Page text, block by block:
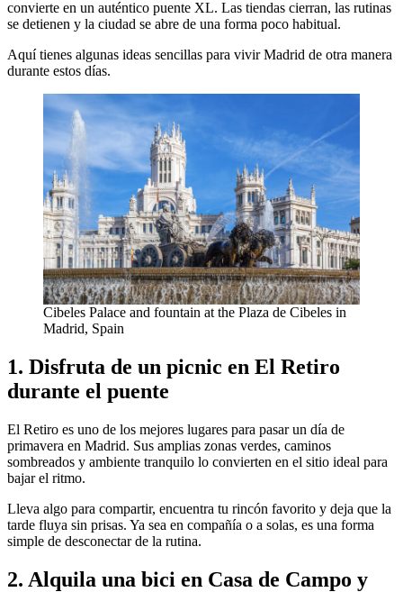
convierte en un auténtico puente XL. Las tiendas cierran, las rutinas
se detienen y la ciudad se abre de una forma poco habitual.
Aquí tienes algunas ideas sencillas para vivir Madrid de otra manera
durante estos días.
Cibeles Palace and fountain at the Plaza de Cibeles in
Madrid, Spain
1. Disfruta de un picnic en El Retiro
durante el puente
El Retiro es uno de los mejores lugares para pasar un día de
primavera en Madrid. Sus amplias zonas verdes, caminos
sombreados y ambiente tranquilo lo convierten en el sitio ideal para
bajar el ritmo.
Lleva algo para compartir, encuentra tu rincón favorito y deja que la
tarde fluya sin prisas. Ya sea en compañía o a solas, es una forma
simple de desconectar de la rutina.
2. Alquila una bici en Casa de Campo y